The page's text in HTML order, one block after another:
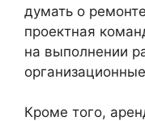
думать о
проектная
на выполнении
Кроме того,